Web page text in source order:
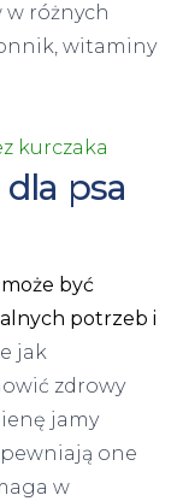
w różnych
witaminy
kurczaka
psa
być
potrzeb i
jak
zdrowy
jamy
one
w